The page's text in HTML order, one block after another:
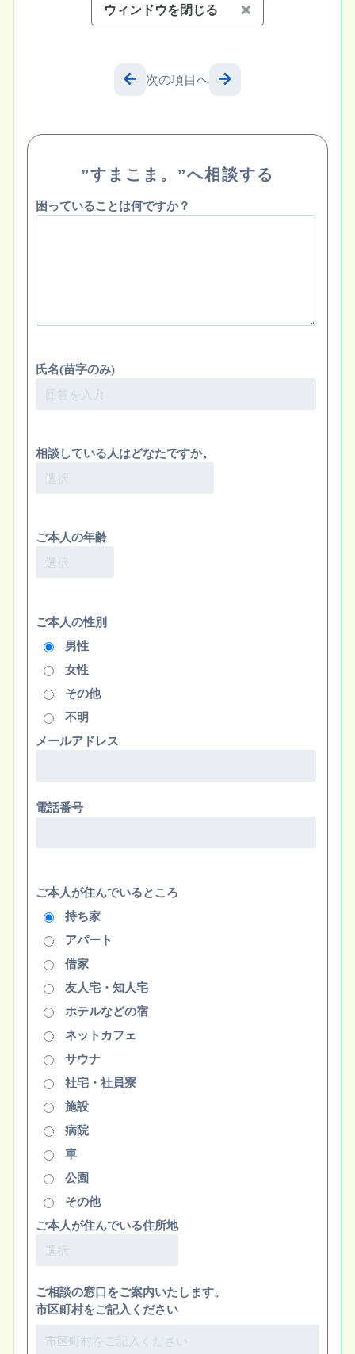
ウィンドウを閉じる
次の項目へ
”すまこま。”へ相談する
困っていることは何ですか？
氏名(苗字のみ)
相談している人はどなたですか。
ご本人の年齢
ご本人の性別
男性
女性
その他
不明
メールアドレス
電話番号
ご本人が住んでいるところ
持ち家
アパート
借家
友人宅・知人宅
ホテルなどの宿
ネットカフェ
サウナ
社宅・社員寮
施設
病院
車
公園
その他
ご本人が住んでいる住所地
ご相談の窓口をご案内いたします。
市区町村をご記入ください